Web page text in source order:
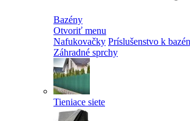
Bazény
Otvoriť menu
Nafukovačky Príslušenstvo k
Záhradné sprchy
Tieniace siete